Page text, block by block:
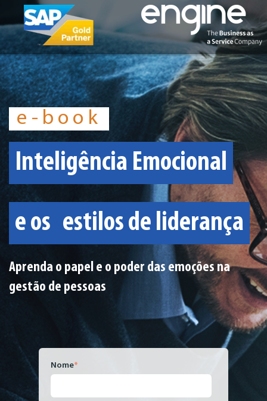
e-book
Inteligência Emocional
e os estilos de liderança
Aprenda o papel e o poder das emoções na
gestão de pessoas
Nome*